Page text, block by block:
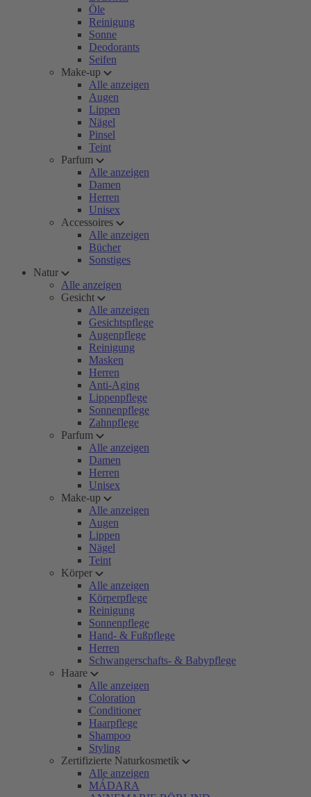
Öle
Reinigung
Sonne
Deodorants
Seifen
Make-up
Alle anzeigen
Augen
Lippen
Nägel
Pinsel
Teint
Parfum
Alle anzeigen
Damen
Herren
Unisex
Accessoires
Alle anzeigen
Bücher
Sonstiges
Natur
Alle anzeigen
Gesicht
Alle anzeigen
Gesichtspflege
Augenpflege
Reinigung
Masken
Herren
Anti-Aging
Lippenpflege
Sonnenpflege
Zahnpflege
Parfum
Alle anzeigen
Damen
Herren
Unisex
Make-up
Alle anzeigen
Augen
Lippen
Nägel
Teint
Körper
Alle anzeigen
Körperpflege
Reinigung
Sonnenpflege
Hand- & Fußpflege
Herren
Schwangerschafts- & Babypflege
Haare
Alle anzeigen
Coloration
Conditioner
Haarpflege
Shampoo
Styling
Zertifizierte Naturkosmetik
Alle anzeigen
MÁDARA